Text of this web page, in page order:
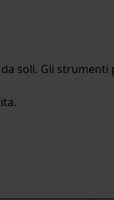
soli. Gli strumenti